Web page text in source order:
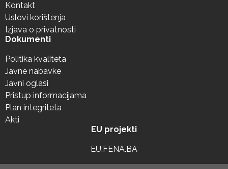
Kontakt
Uslovi korištenja
Izjava o privatnosti
Dokumenti
Politika kvaliteta
Javne nabavke
Javni oglasi
Pristup informacijama
Plan integriteta
Akti
EU projekti
EU.FENA.BA